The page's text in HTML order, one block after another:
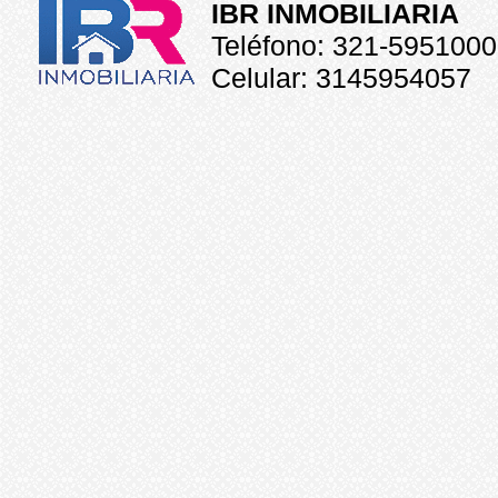
IBR INMOBILIARIA
Teléfono: 321-5951000
Celular: 3145954057